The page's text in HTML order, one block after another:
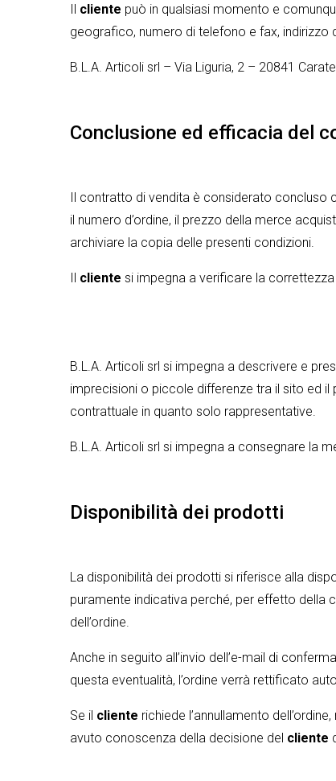
Il cliente può in qualsiasi momento e
geografico, numero di telefono e fax,
B.L.A. Articoli srl – Via Liguria, 2 – 20841
Conclusione ed efficacia del
Il contratto di vendita è considerato concluso
il numero d’ordine, il prezzo della merce
archiviare la copia delle presenti condizioni.
Il cliente si impegna a verificare la
B.L.A. Articoli srl si impegna a descrivere e
imprecisioni o piccole differenze tra il sito ed
contrattuale in quanto solo rappresentative.
B.L.A. Articoli srl si impegna a consegnare la
Disponibilità dei prodotti
La disponibilità dei prodotti si riferisce alla
puramente indicativa perché, per effetto della
dell’ordine.
Anche in seguito all’invio dell’e-mail di
questa eventualità, l’ordine verrà rettificato
Se il cliente richiede l’annullamento
avuto conoscenza della decisione del cliente